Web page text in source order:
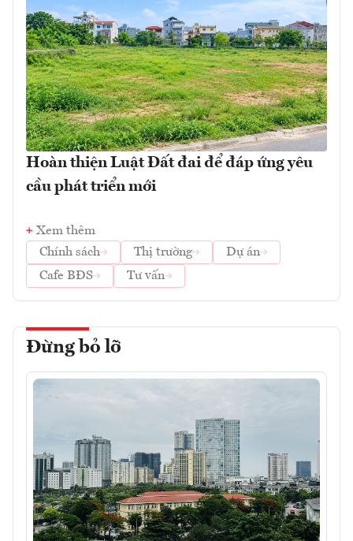
Hoàn thiện Luật Đất đai để đáp ứng yêu
cầu phát triển mới
Xem thêm
Chính sách
Thị trường
Dự án
Cafe BĐS
Tư vấn
Đừng bỏ lỡ